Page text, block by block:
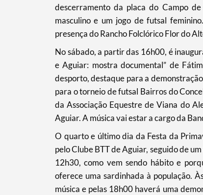
descerramento da placa do Campo
masculino e um jogo de futsal
presença do Rancho Folclórico Flor do
No sábado, a partir das 16h00, é
e Aguiar: mostra documental” de
desporto, destaque para a
para o torneio de futsal Bairros do
da Associação Equestre de Viana do
Aguiar. A música vai estar a cargo da
O quarto e último dia da Festa da
pelo Clube BTT de Aguiar, seguido de
12h30, como vem sendo hábito e
oferece uma sardinhada à população.
música e pelas 18h00 haverá uma